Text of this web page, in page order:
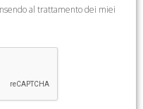
al trattamento dei miei